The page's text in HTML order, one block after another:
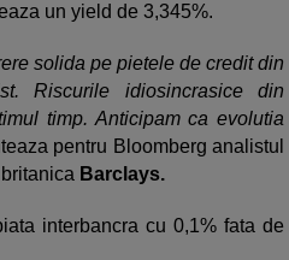
un yield de 3,345%.
solida pe pietele de credit din
Riscurile idiosincrasice din
timp. Anticipam ca evolutia
pentru Bloomberg analistul
Barclays.
interbancra cu 0,1% fata de